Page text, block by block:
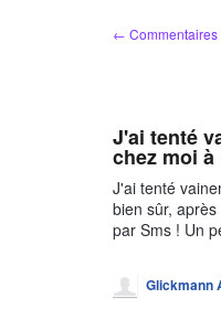
← Commentaires
J'ai tenté
chez moi
J'ai tenté
bien sûr,
par Sms ! Un
Glickmann